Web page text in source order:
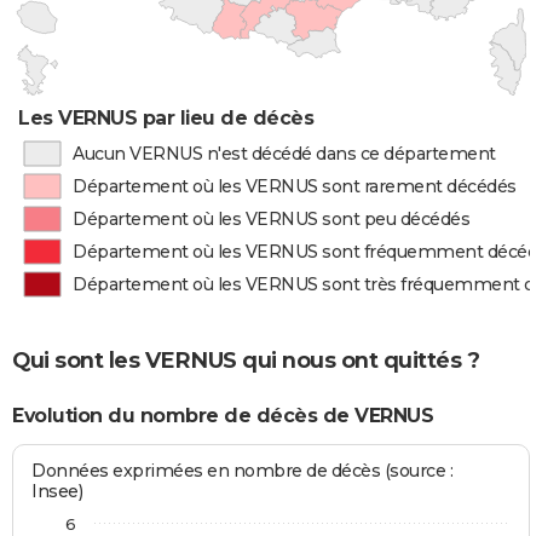
Les VERNUS par lieu de décès
Aucun VERNUS n'est décédé dans ce département
Département où les VERNUS sont rarement décédés
Département où les VERNUS sont peu décédés
Département où les VERNUS sont fréquemment
Département où les VERNUS sont très fréquemment
Qui sont les VERNUS qui nous ont quittés ?
Evolution du nombre de décès de VERNUS
Données exprimées en nombre de décès (source :
Insee)
6